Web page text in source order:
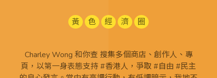
黃 色 經 濟 圈
Charley Wong 和你查 搜集多個商店、創作人、專
頁，以第一身表態支持 #香港人，爭取 #自由 #民主